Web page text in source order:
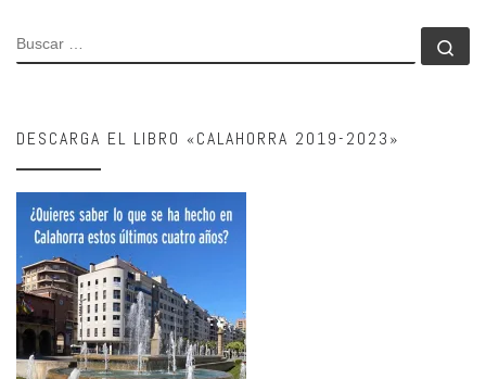
BUSCAR
DESCARGA EL LIBRO «CALAHORRA 2019-2023»